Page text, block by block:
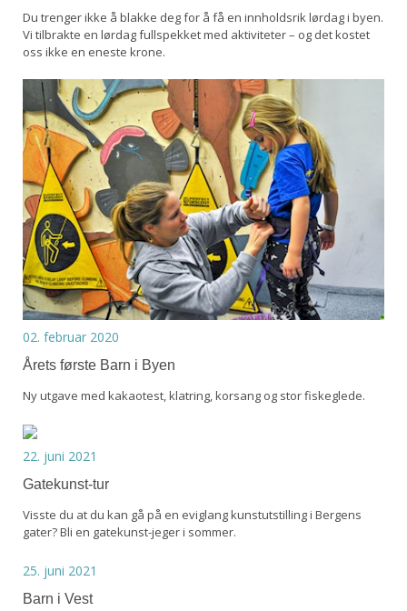
Du trenger ikke å blakke deg for å få en innholdsrik lørdag i byen.
Vi tilbrakte en lørdag fullspekket med aktiviteter – og det kostet
oss ikke en eneste krone.
02. februar 2020
Årets første Barn i Byen
Ny utgave med kakaotest, klatring, korsang og stor fiskeglede.
22. juni 2021
Gatekunst-tur
Visste du at du kan gå på en eviglang kunstutstilling i Bergens
gater? Bli en gatekunst-jeger i sommer.
25. juni 2021
Barn i Vest